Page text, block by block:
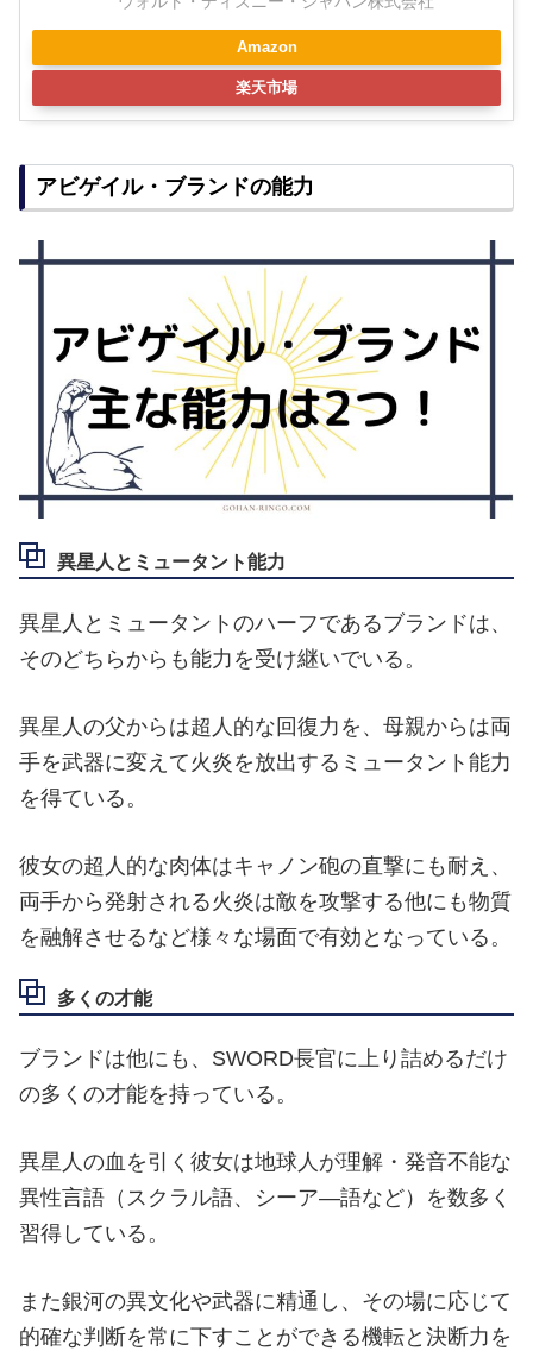
Amazon
楽天市場
アビゲイル・ブランドの能力
異星人とミュータント能力
異星人とミュータントのハーフであるブランドは、
そのどちらからも能力を受け継いでいる。
異星人の父からは超人的な回復力を、母親からは両
手を武器に変えて火炎を放出するミュータント能力
を得ている。
彼女の超人的な肉体はキャノン砲の直撃にも耐え、
両手から発射される火炎は敵を攻撃する他にも物質
を融解させるなど様々な場面で有効となっている。
多くの才能
ブランドは他にも、SWORD長官に上り詰めるだけ
の多くの才能を持っている。
異星人の血を引く彼女は地球人が理解・発音不能な
異性言語（スクラル語、シーア―語など）を数多く
習得している。
また銀河の異文化や武器に精通し、その場に応じて
的確な判断を常に下すことができる機転と決断力を